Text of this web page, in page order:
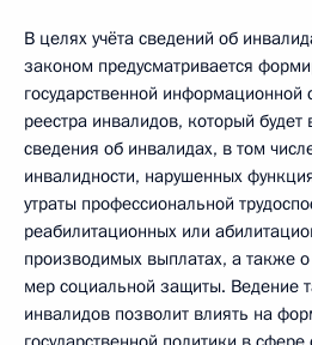
В целях учёта сведений об
законом предусматривается
государственной
реестра инвалидов, который будет
сведения об инвалидах, в том
инвалидности, нарушенных
утраты профессиональной
реабилитационных или
производимых выплатах, а также
мер социальной защиты. Ведение
инвалидов позволит влиять на